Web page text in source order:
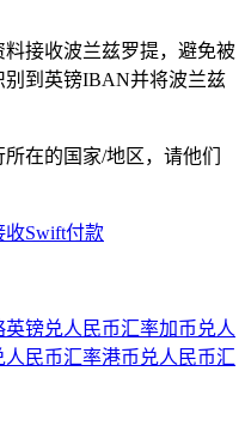
接收波兰兹罗提，避免被
到英镑IBAN并将波兰兹
在的国家/地区，请他们
收Swift付款
英镑兑人民币汇率加币兑人
人民币汇率港币兑人民币汇